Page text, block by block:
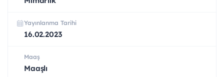
Yayınlanma Tarihi
16.02.2023
Maaş
Maaşlı